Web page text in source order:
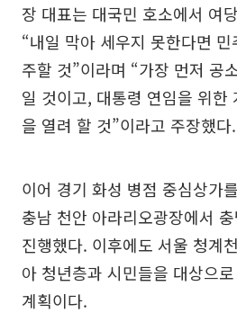
장 대표는 대국민 호소에서 여
“내일 막아 세우지 못한다면
주할 것”이라며 “가장 먼저 공
일 것이고, 대통령 연임을 위한
을 열려 할 것”이라고 주장했다.
이어 경기 화성 병점 중심상가
충남 천안 아라리오광장에서
진행했다. 이후에도 서울 청계
아 청년층과 시민들을 대상으
계획이다.